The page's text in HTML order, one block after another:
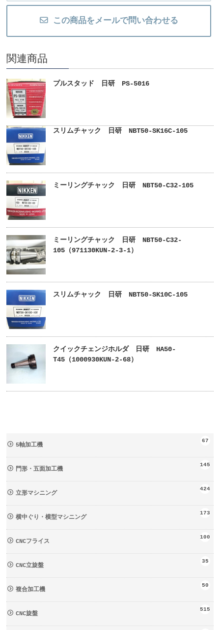
この商品をメールで問い合わせる
関連商品
プルスタッド 日研 PS-5016
スリムチャック 日研 NBT50-SK16C-105
ミーリングチャック 日研 NBT50-C32-105
ミーリングチャック 日研 NBT50-C32-
105（971130KUN-2-3-1）
スリムチャック 日研 NBT50-SK10C-105
クイックチェンジホルダ 日研 HA50-
T45（1000930KUN-2-68）
5軸加工機
67
門形・五面加工機
145
立形マシニング
424
横中ぐり・横型マシニング
173
CNCフライス
100
CNC立旋盤
35
複合加工機
50
CNC旋盤
515